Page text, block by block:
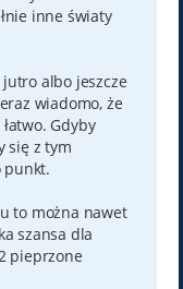
inne światy
jutro albo jeszcze
wiadomo, że
Gdyby
się z tym
punkt.
to można nawet
szansa dla
pieprzone